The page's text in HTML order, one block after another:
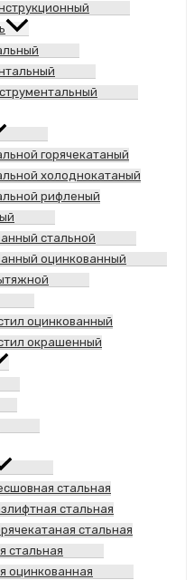
горячекатаный
холоднокатаный
рифленый
стальной
оцинкованный
оцинкованный
окрашенный
стальная
стальная
стальная
стальная
оцинкованная